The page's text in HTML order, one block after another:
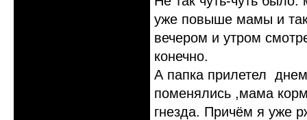
уже повыше мамы и
вечером и утром
конечно.
А папка прилетел
поменялись ,мама
гнезда. Причём я уже